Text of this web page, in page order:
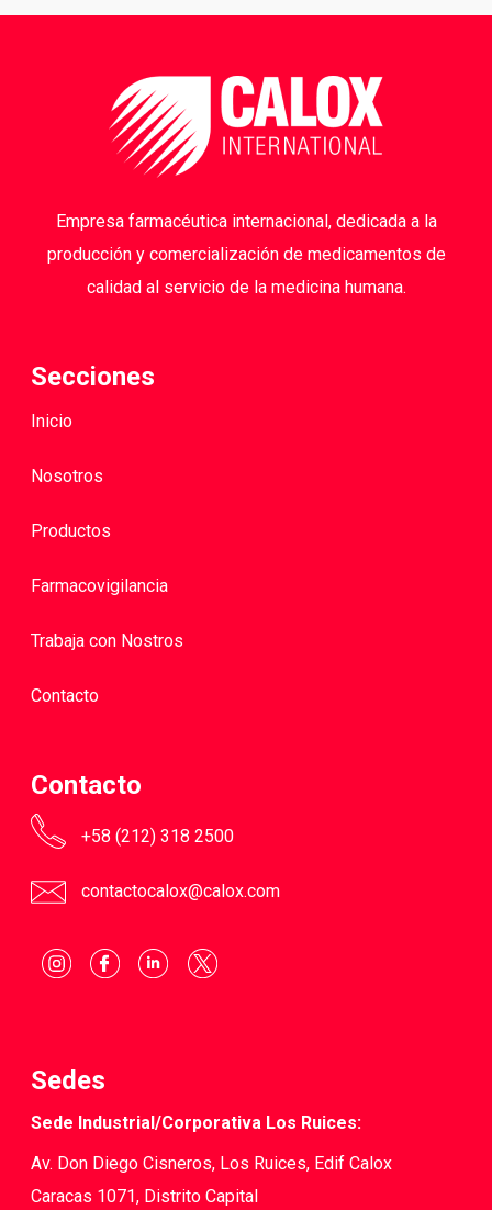
Empresa farmacéutica internacional, dedicada a la
producción y comercialización de medicamentos de
calidad al servicio de la medicina humana.
Secciones
Inicio
Nosotros
Productos
Farmacovigilancia
Trabaja con Nostros
Contacto
Contacto
+58 (212) 318 2500
contactocalox@calox.com
Sedes
Sede Industrial/Corporativa Los Ruices:
Av. Don Diego Cisneros, Los Ruices, Edif Calox
Caracas 1071, Distrito Capital